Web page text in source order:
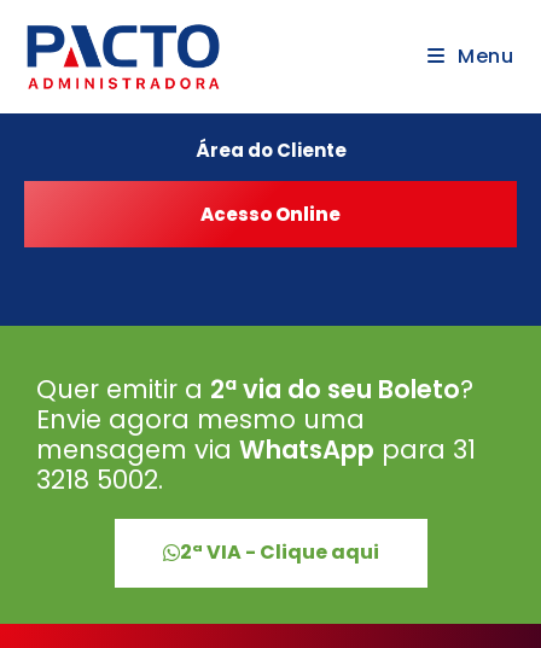
Menu
Área do Cliente
Quer emitir a 2ª via do seu Boleto?
Envie agora mesmo uma
mensagem via WhatsApp para 31
3218 5002.
2ª VIA - Clique aqui